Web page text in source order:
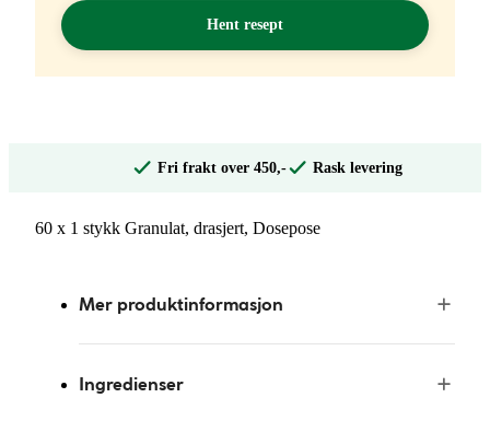
Hent resept
Fri frakt over 450,- Rask levering
60 x 1 stykk Granulat, drasjert, Dosepose
Mer produktinformasjon
Ingredienser